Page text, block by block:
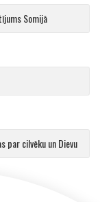
Somijā
par cilvēku un Dievu